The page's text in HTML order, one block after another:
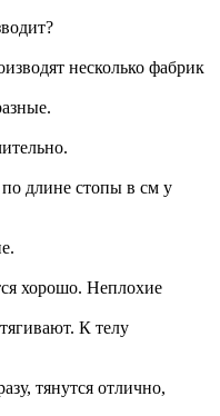
несколько фабрик
длине стопы в см у
хорошо. Неплохие
К телу
тянутся отлично,